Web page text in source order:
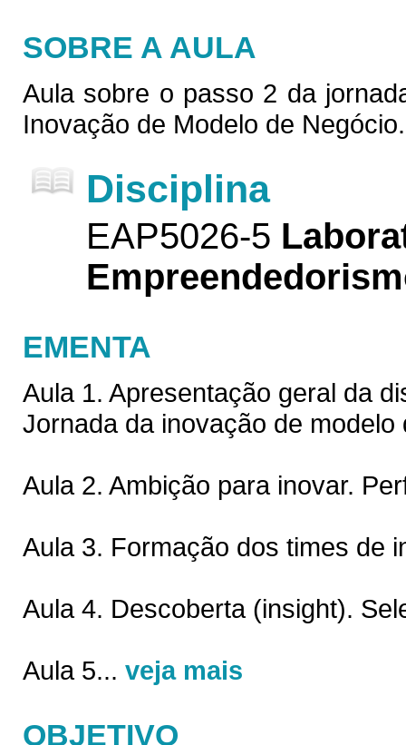
SOBRE A AULA
Aula sobre o passo 2 da
Inovação de Modelo de Negócio.
Disciplina
EAP5026-5
EMENTA
Aula 1. Apresentação geral da
Jornada da inovação de modelo
Aula 2. Ambição para inovar.
Aula 3. Formação dos times de
Aula 4. Descoberta (insight).
Aula 5... veja mais
OBJETIVO